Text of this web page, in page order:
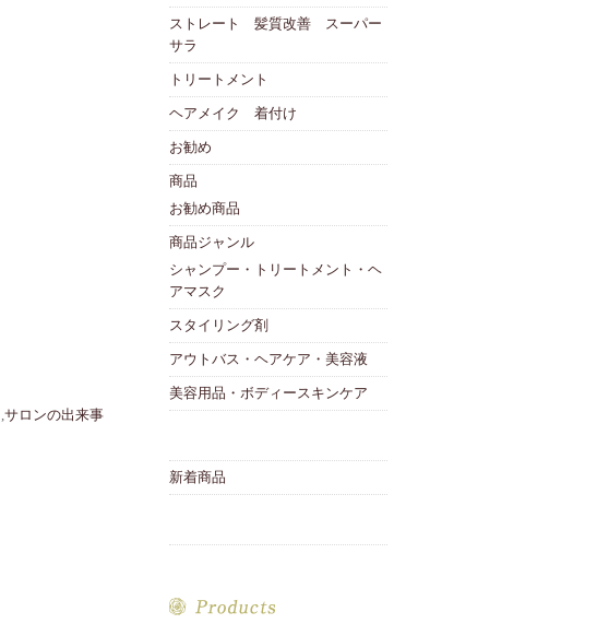
,サロンの出来事
ストレート 髪質改善 スーパー
サラ
トリートメント
ヘアメイク 着付け
お勧め
商品
お勧め商品
商品ジャンル
シャンプー・トリートメント・ヘ
アマスク
スタイリング剤
アウトバス・ヘアケア・美容液
美容用品・ボディースキンケア
新着商品